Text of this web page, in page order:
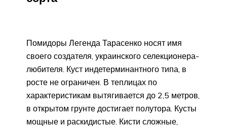
Помидоры Легенда Тарасенко носят имя
своего создателя, украинского селекционера-
любителя. Куст индетерминантного типа, в
росте не ограничен. В теплицах по
характеристикам вытягивается до 2,5 метров,
в открытом грунте достигает полутора. Кусты
мощные и раскидистые. Кисти сложные,